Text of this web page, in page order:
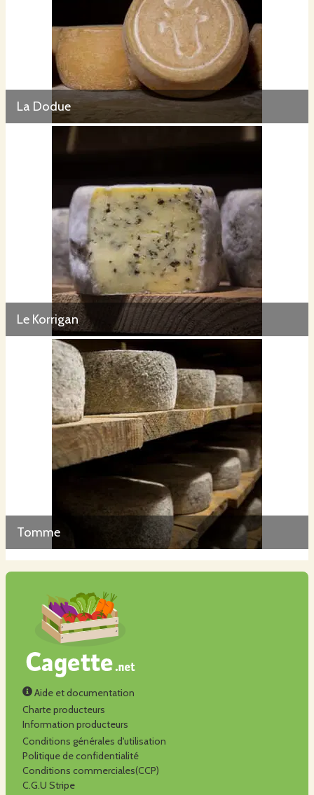
La Dodue
Le Korrigan
Tomme
Aide et documentation
Charte producteurs
Information producteurs
Conditions générales d'utilisation
Politique de confidentialité
Conditions commerciales(CCP)
C.G.U Stripe